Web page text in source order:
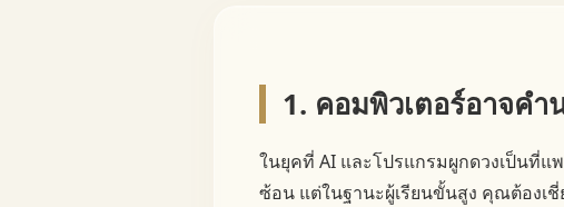
1. คอมพิวเตอร์อาจค
ในยุคที่ AI และโปรแกรมผูกดวงเป็นที่แ
ซ้อน แต่ในฐานะผู้เรียนขั้นสูง คุณต้องเ